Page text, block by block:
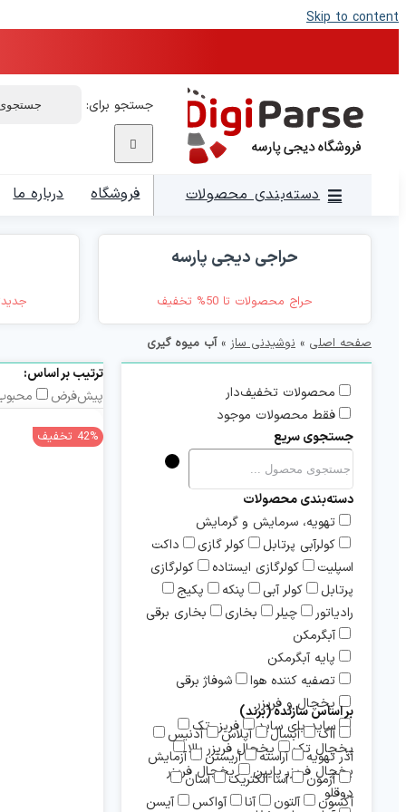
Skip to content
جستجو برای:
دسته‌بندی محصولات فروشگاه درباره ما
حراجی دیجی پارسه
حراج محصولات تا 50% تخفیف
صفحه اصلی » نوشیدنی ساز »آب میوه گیری
محصولات تخفیف‌دار
فقط محصولات موجود
جستجوی سریع
دسته‌بندی محصولات
تهویه، سرمایش و گرمایش
کولرآبی پرتابل
کولر گازی
داکت
اسپلیت
کولرگازی ایستاده
کولرگازی
پرتابل
کولر آبی پنکه
پکیج
رادیاتور
چیلر بخاری
بخاری برقی
آبگرمکن
پایه آبگرمکن
تصفیه کننده هوا
شوفاژ برقی
یخچال و فریزر
ساید بای ساید
فریزر تک
یخچال تک
یخچال فریزر بالا
یخچال فریزر پایین
یخچال فریزر
دوقلو
بر اساس سازنده (برند)
آاگ
آبسال آپلاس
آدنیس
آذر تهویه
آراسته آریستن
آزمایش
آزمون
آسا الکتریک
آسان
آکسون
آلتون آنا آواکس
آیسن
ترتیب بر اساس:
پیش‌فرض
42% تخفیف